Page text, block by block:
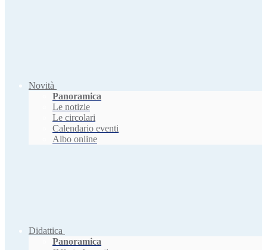
Novità
Panoramica
Le notizie
Le circolari
Calendario eventi
Albo online
Didattica
Panoramica